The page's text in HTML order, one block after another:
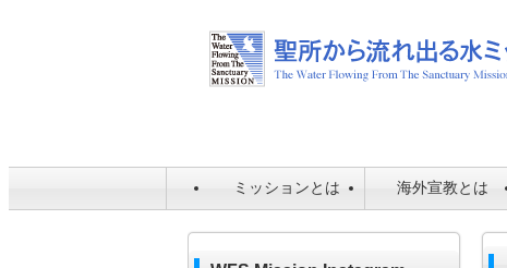
ミッションとは 海外宣教とは